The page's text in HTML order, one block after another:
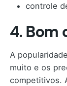
controle
4.
A
muito e os
competitivos.